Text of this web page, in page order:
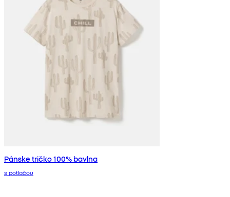
Pánske tričko 100% bavlna
s potlačou